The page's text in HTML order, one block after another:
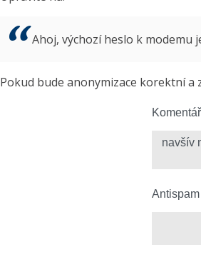
Ahoj, výchozí heslo k modemu
Pokud bude anonymizace korektní a
Komentář